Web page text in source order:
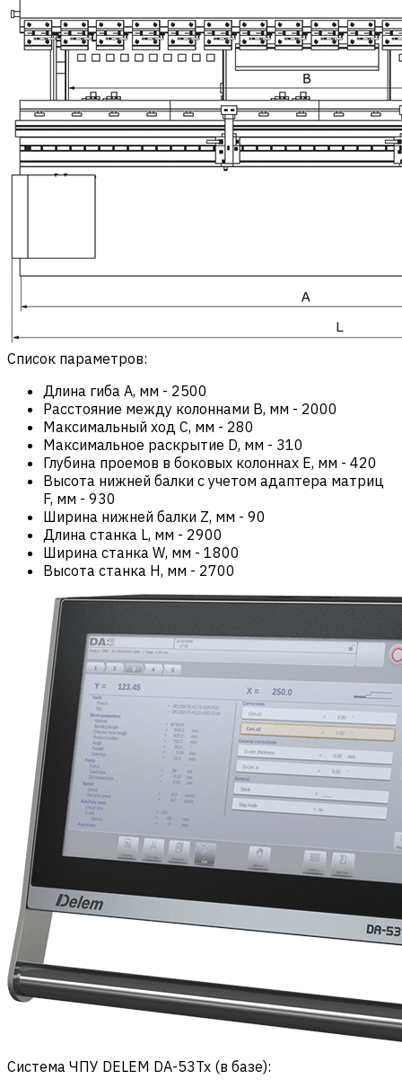
Список параметров:
Длина гиба A, мм - 2500
Расстояние между колоннами B, мм - 2000
Максимальный ход C, мм - 280
Максимальное раскрытие D, мм - 310
Глубина проемов в боковых колоннах E, мм - 420
Высота нижней балки с учетом адаптера матриц
F, мм - 930
Ширина нижней балки Z, мм - 90
Длина станка L, мм - 2900
Ширина станка W, мм - 1800
Высота станка H, мм - 2700
Система ЧПУ DELEM DA-53Tx (в базе):